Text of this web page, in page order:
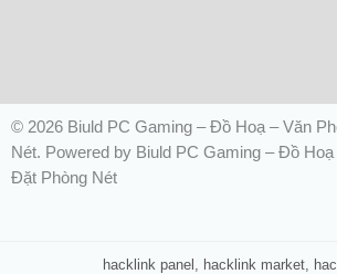
© 2026 Biuld PC Gaming – Đồ Hoạ – Văn
Nét. Powered by Biuld PC Gaming – Đồ
Đặt Phòng Nét
hacklink panel, hacklink market,